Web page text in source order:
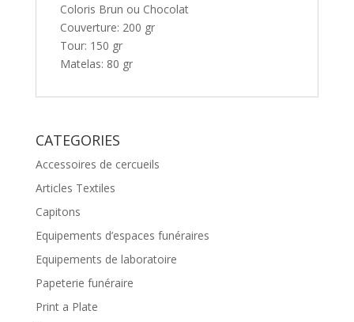
Coloris Brun ou Chocolat
Couverture: 200 gr
Tour: 150 gr
Matelas: 80 gr
CATEGORIES
Accessoires de cercueils
Articles Textiles
Capitons
Equipements d’espaces funéraires
Equipements de laboratoire
Papeterie funéraire
Print a Plate